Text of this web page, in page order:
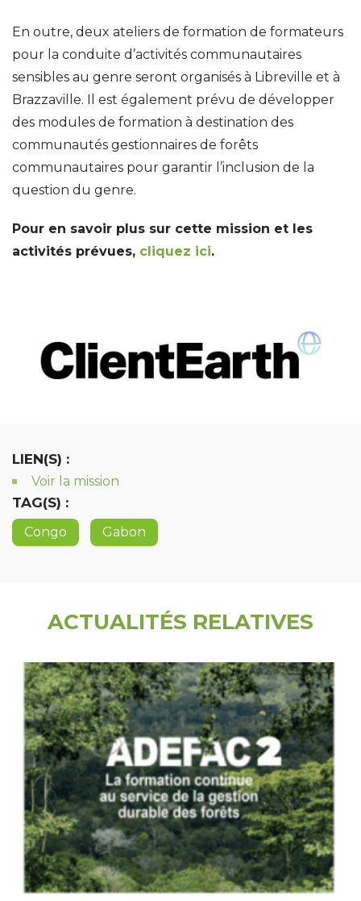
En outre, deux ateliers de formation de formateurs
pour la conduite d’activités communautaires
sensibles au genre seront organisés à Libreville et à
Brazzaville. Il est également prévu de développer
des modules de formation à destination des
communautés gestionnaires de forêts
communautaires pour garantir l’inclusion de la
question du genre.
Pour en savoir plus sur cette mission et les
activités prévues, cliquez ici.
LIEN(S) :
Voir la mission
TAG(S) :
Congo Gabon
ACTUALITÉS RELATIVES